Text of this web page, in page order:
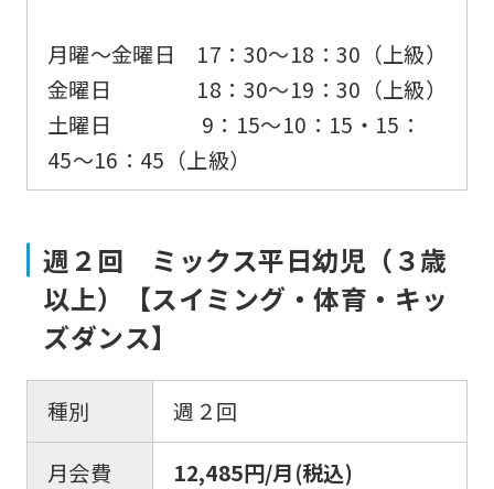
月曜〜金曜日 17：30〜18：30（上級）
金曜日 18：30～19：30（上級）
土曜日 9：15〜10：15・15：
45〜16：45（上級）
週２回 ミックス平日幼児（３歳
以上）【スイミング・体育・キッ
ズダンス】
種別
週２回
月会費
12,485円/月(税込)